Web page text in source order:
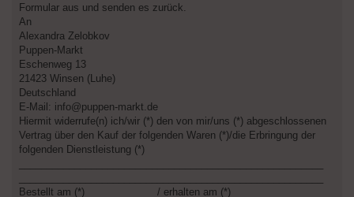
Formular aus und senden es zurück.
An
Alexandra Zelobkov
Puppen-Markt
Eschenweg 13
21423 Winsen (Luhe)
Deutschland
E-Mail: info@puppen-markt.de
Hiermit widerrufe(n) ich/wir (*) den von mir/uns (*) abgeschlossenen
Vertrag über den Kauf der folgenden Waren (*)/die Erbringung der
folgenden Dienstleistung (*)
Bestellt am (*) ____________ / erhalten am (*) __________________